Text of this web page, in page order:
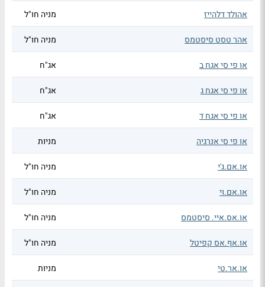
אהולד דלהייז מניה חו"ל
אהר טסט סיסטמס מניה חו"ל
או פי סי אגח ב אג"ח
או פי סי אגח ג אג"ח
או פי סי אגח ד אג"ח
או פי סי אנרגיה מניות
או.אם.ג'י מניה חו"ל
או.אם.וי מניה חו"ל
או.אס.איי. סיסטמס מניה חו"ל
או.אף.אס קפיטל מניה חו"ל
או.אר.טי מניות